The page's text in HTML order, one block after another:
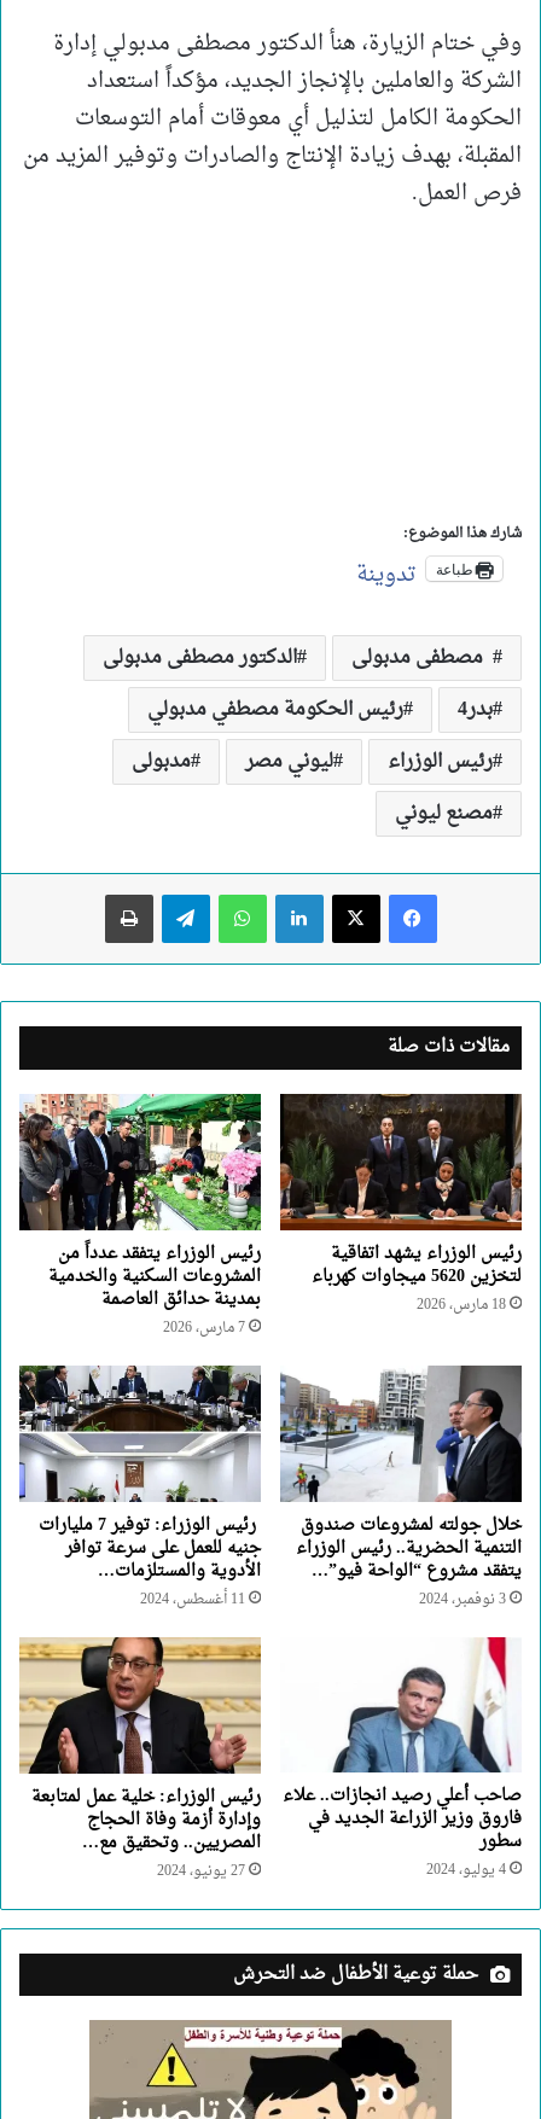
وفي ختام الزيارة، هنأ الدكتور مصطفى مدبولي إدارة
الشركة والعاملين بالإنجاز الجديد، مؤكداً استعداد
الحكومة الكامل لتذليل أي معوقات أمام التوسعات
المقبلة، بهدف زيادة الإنتاج والصادرات وتوفير المزيد من
فرص العمل.
شارك هذا الموضوع:
طباعة تدوينة
مصطفى مدبولى
الدكتور مصطفى مدبولى
بدر4
رئيس الحكومة مصطفي مدبولي
رئيس الوزراء
ليوني مصر
مدبولى
مصنع ليوني
لينكدإن واتساب تيلقرام طباعة
مقالات ذات صلة
رئيس الوزراء يشهد اتفاقية
لتخزين 5620 ميجاوات كهرباء
18 مارس، 2026
رئيس الوزراء يتفقد عدداً من
المشروعات السكنية والخدمية
بمدينة حدائق العاصمة
7 مارس، 2026
خلال جولته لمشروعات صندوق
التنمية الحضرية.. رئيس الوزراء
يتفقد مشروع “الواحة فيو”…
3 نوفمبر، 2024
رئيس الوزراء: توفير 7 مليارات
جنيه للعمل على سرعة توافر
الأدوية والمستلزمات…
11 أغسطس، 2024
صاحب أعلي رصيد انجازات.. علاء
فاروق وزير الزراعة الجديد في
سطور
4 يوليو، 2024
رئيس الوزراء: خلية عمل لمتابعة
وإدارة أزمة وفاة الحجاج
المصريين.. وتحقيق مع…
27 يونيو، 2024
حملة توعية الأطفال ضد التحرش